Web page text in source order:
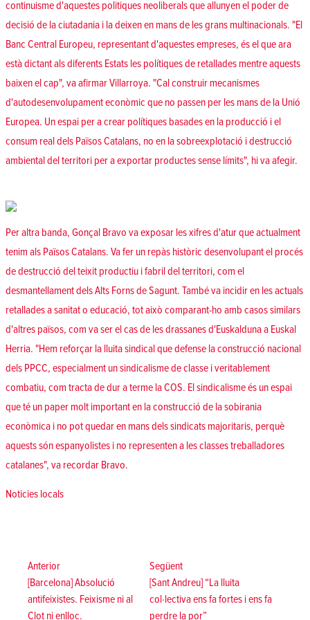
continuisme d'aquestes politiques neoliberals que allunyen el poder de
decisió de la ciutadania i la deixen en mans de les grans multinacionals. "El
Banc Central Europeu, representant d'aquestes empreses, és el que ara
està dictant als diferents Estats les polítiques de retallades mentre aquests
baixen el cap", va afirmar Villarroya. "Cal construir mecanismes
d'autodesenvolupament econòmic que no passen per les mans de la Unió
Europea. Un espai per a crear polítiques basades en la producció i el
consum real dels Països Catalans, no en la sobreexplotació i destrucció
ambiental del territori per a exportar productes sense límits", hi va afegir.
Per altra banda, Gonçal Bravo va exposar les xifres d'atur que actualment
tenim als Països Catalans. Va fer un repàs històric desenvolupant el procés
de destrucció del teixit productiu i fabril del territori, com el
desmantellament dels Alts Forns de Sagunt. També va incidir en les actuals
retallades a sanitat o educació, tot això comparant-ho amb casos similars
d'altres països, com va ser el cas de les drassanes d'Euskalduna a Euskal
Herria. "Hem reforçar la lluita sindical que defense la construcció nacional
dels PPCC, especialment un sindicalisme de classe i veritablement
combatiu, com tracta de dur a terme la COS. El sindicalisme és un espai
que té un paper molt important en la construcció de la sobirania
econòmica i no pot quedar en mans dels sindicats majoritaris, perquè
aquests són espanyolistes i no representen a les classes treballadores
catalanes", va recordar Bravo.
Posted in
Noticies locals
d'entradesAnteriorAnterior:
[Barcelona] Absolució
antifeixistes. Feixisme ni al
Clot ni enlloc.
SegüentSegüent:
[Sant Andreu] “La lluita
col·lectiva ens fa fortes i ens fa
perdre la por”